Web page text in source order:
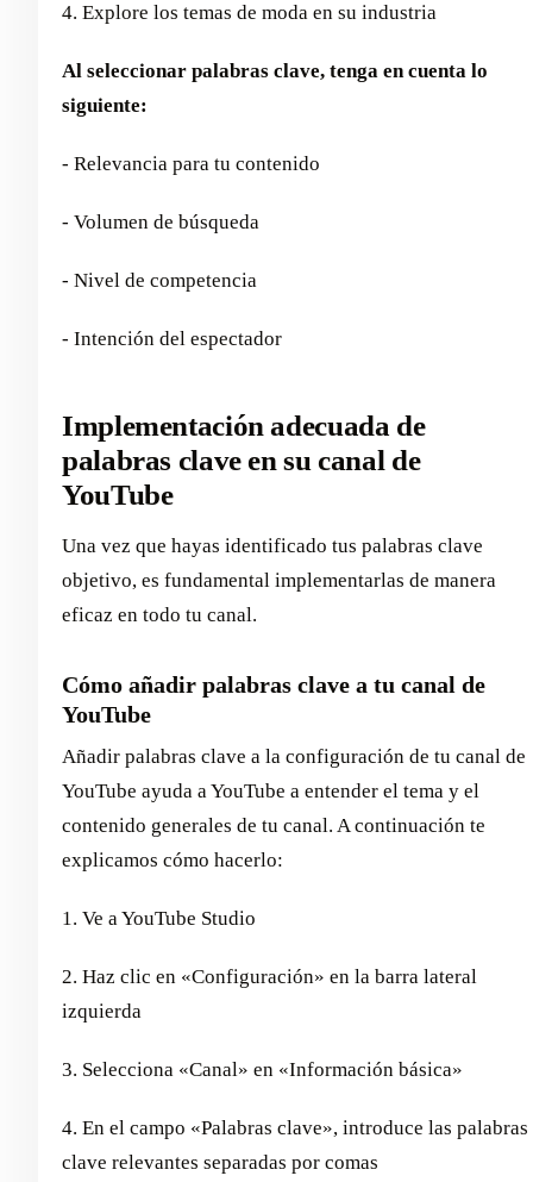
4. Explore los temas de moda en su industria
Al seleccionar palabras clave, tenga en cuenta lo
siguiente:
- Relevancia para tu contenido
- Volumen de búsqueda
- Nivel de competencia
- Intención del espectador
Implementación adecuada de
palabras clave en su canal de
YouTube
Una vez que hayas identificado tus palabras clave
objetivo, es fundamental implementarlas de manera
eficaz en todo tu canal.
Cómo añadir palabras clave a tu canal de
YouTube
Añadir palabras clave a la configuración de tu canal de
YouTube ayuda a YouTube a entender el tema y el
contenido generales de tu canal. A continuación te
explicamos cómo hacerlo:
1. Ve a YouTube Studio
2. Haz clic en «Configuración» en la barra lateral
izquierda
3. Selecciona «Canal» en «Información básica»
4. En el campo «Palabras clave», introduce las palabras
clave relevantes separadas por comas